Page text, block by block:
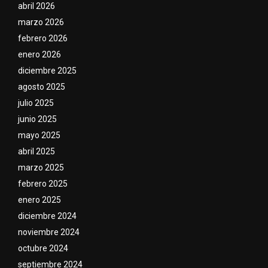
abril 2026
marzo 2026
febrero 2026
enero 2026
diciembre 2025
agosto 2025
julio 2025
junio 2025
mayo 2025
abril 2025
marzo 2025
febrero 2025
enero 2025
diciembre 2024
noviembre 2024
octubre 2024
septiembre 2024